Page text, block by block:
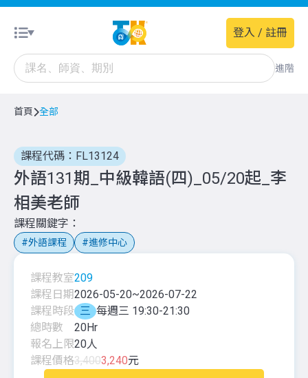
進階
登入 / 註冊
首頁 全部
課程代碼：FL13124
外語131期_中級韓語(四)_05/20起_李
相美老師
課程關鍵字
外語課程 進修中心
課程教室209
課程日期2026-05-20~2026-07-22
課程時段 三 每週三 19:30-21:30
總時數
20Hr
報名上限20人
課程價格3,4003,240元